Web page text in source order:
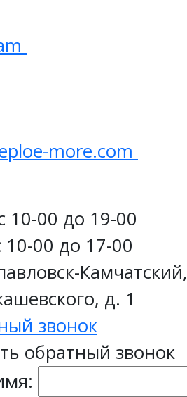
more.com
10-00 до 19-00
10-00 до 17-00
Камчатский,
д. 1
звонок
обратный звонок